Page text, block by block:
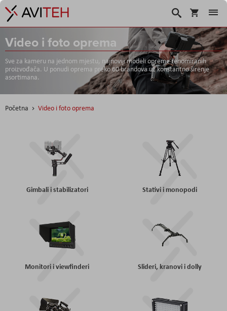
Košarica
Traži
Video i foto oprema
Sve za kameru na jednom mjestu, najnoviji modeli opreme renomiranih
proizvođača. U ponudi oprema preko 60 brandova uz konstantno širenje
asortimana.
Početna Video i foto oprema
Gimbali i stabilizatori Stativi i monopodi
Monitori i viewfinderi Slideri, kranovi i dolly